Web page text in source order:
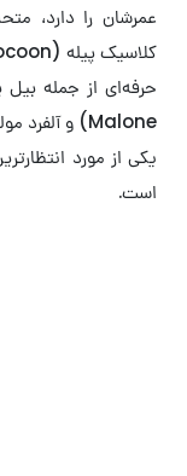
عمرشان را دارد،
یکی از مورد
است.